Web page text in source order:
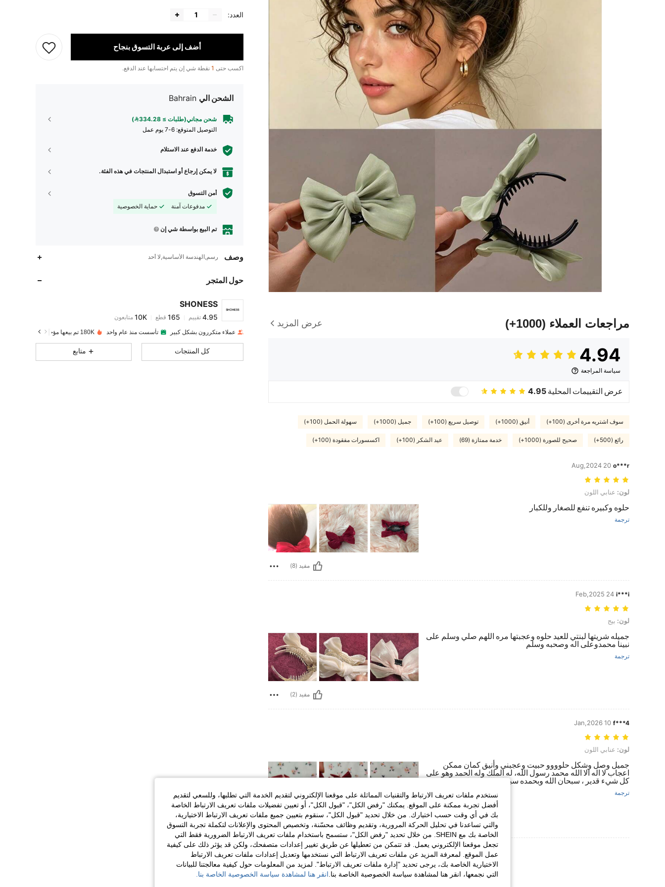
مراجعات العملاء (1000+) عرض المزيد
4.94
سياسة المراجعة
عرض التقييمات المحلية 4.95
سوف اشتريه مرة أخرى (100+) أنيق (1000+) توصيل سريع (100+) جميل (1000+) سهولة الحمل (100+)
رائع (500+) صحيح للصورة (1000+) خدمة ممتازة (69) عيد الشكر (100+) اكسسورات مفقودة (100+)
o***r
20 Aug,2024
لون: عنابي اللون
لون: عنابي اللون
حلوه وكبيره تنفع للصغار وللكبار
ترجمة
مفيد (8)
i***i
24 Feb,2025
لون: بيج
لون: بيج
جميله شريتها لبنتي للعيد حلوه وعجبتها مره اللهم صلي وسلم على
نبينا محمدوعلى اله وصحبه وسلم
ترجمة
مفيد (2)
f***4
10 Jan,2026
لون: عنابي اللون
لون: عنابي اللون
جميل وصل وشكل حلوووو حبيت وعجبني وأنيق كمان ممكن
اعجاب لا اله الا الله محمد رسول الله، له الملك وله الحمد وهو على
كل شيء قدير ، سبحان الله وبحمده سبحان الله العظيم
ترجمة
مفيد (1)
عرض المزيد من المراجعات
العدد:
أضف إلى عربة التسوق بنجاح
اكسب حتى 1 نقطة شي إن يتم احتسابها عند الدفع.
الشحن الي Bahrain
شحن مجاني(طلبات ≥ 334.28)
التوصيل المتوقع: 6-7 يوم عمل
خدمة الدفع عند الاستلام
لا يمكن إرجاع أو استبدال المنتجات في هذه الفئة.
أمن التسوق
مدفوعات آمنة
حماية الخصوصية
تم البيع بواسطة شي إن
وصف رسم,الهندسة الأساسية,لا أحد
حول المتجر
SHONESS
4.95
y***1 تم دفعقبل 14 ساعة
عملاء متكررون بشكل كبير تأسست منذ عام واحد 180K تم بيعها مؤخرًا
كل المنتجات متابع
نستخدم ملفات تعريف الارتباط والتقنيات المماثلة على موقعنا الإلكتروني لتقديم الخدمة التي تطلبها، وللسعي لتقديم
أفضل تجربة ممكنة على الموقع. يمكنك "رفض الكل"، "قبول الكل"، أو تعيين تفضيلات ملفات تعريف الارتباط الخاصة
بك في أي وقت حسب اختيارك. من خلال تحديد "قبول الكل"، سنقوم بتعيين جميع ملفات تعريف الارتباط الاختيارية،
والتي تساعدنا في تحليل الحركة المرورية، وتقديم وظائف محسّنة، وتخصيص المحتوى والإعلانات لتكملة تجربة التسوق
الخاصة بك مع SHEIN. من خلال تحديد "رفض الكل"، ستسمح باستخدام ملفات تعريف الارتباط الضرورية فقط التي
تجعل موقعنا الإلكتروني يعمل. قد تتمكن من تعطيلها عن طريق تغيير إعدادات متصفحك، ولكن قد يؤثر ذلك على كيفية
عمل الموقع. لمعرفة المزيد عن ملفات تعريف الارتباط التي نستخدمها وتعديل إعدادات ملفات تعريف الارتباط
الاختيارية الخاصة بك، يرجى تحديد "إدارة ملفات تعريف الارتباط". لمزيد من المعلومات حول كيفية معالجتنا للبيانات
التي نجمعها، انقر هنا لمشاهدة سياسة الخصوصية الخاصة بنا. انقر هنا لمشاهدة سياسة الخصوصية الخاصة بنا.